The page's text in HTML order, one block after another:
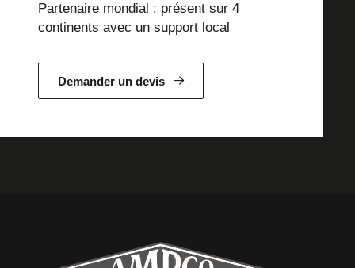
Partenaire mondial : présent sur 4
continents avec un support local
Demander un devis